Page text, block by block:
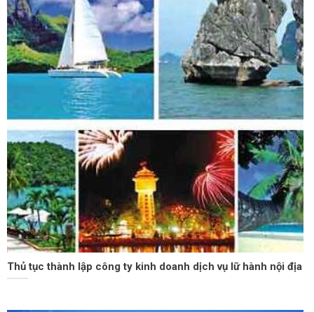
Thủ tục thành lập công ty kinh doanh dịch vụ lữ hành nội địa